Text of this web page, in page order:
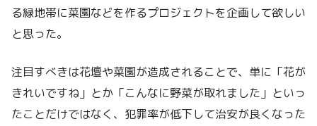
る緑地帯に菜園などを作るプロジェクトを企画して欲しい
と思った。
注目すべきは花壇や菜園が造成されることで、単に「花が
きれいですね」とか「こんなに野菜が取れました」といっ
たことだけではなく、犯罪率が低下して治安が良くなった